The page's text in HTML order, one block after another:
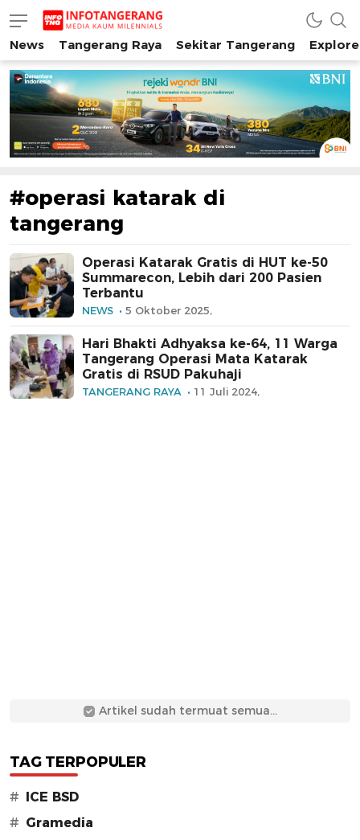
INFO TANGERANG
Media Kaum Millenials Tangerang Raya
News Tangerang Raya Sekitar Tangerang
#operasi katarak di
tangerang
Operasi Katarak Gratis di HUT ke-50
Summarecon, Lebih dari 200 Pasien
Terbantu
NEWS 5 Oktober 2025,
Hari Bhakti Adhyaksa ke-64, 11 Warga
Tangerang Operasi Mata Katarak
Gratis di RSUD Pakuhaji
TANGERANG RAYA 11 Juli 2024,
Artikel sudah termuat semua...
TAG TERPOPULER
#
ICE BSD
# Gramedia